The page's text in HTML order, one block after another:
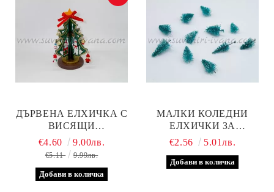
ДЪРВЕНА ЕЛХИЧКА С
ВИСЯЩИ
ДЕКОРАТИВНИ
ФИГУРКИ, ЗЕЛЕНА
€4.60 9.00лв.
€5.11 9.99лв.
МАЛКИ КОЛЕДНИ
ЕЛХИЧКИ ЗА
ДЕКОРАЦИЯ, 20 БРОЯ В
€2.56 5.01лв.